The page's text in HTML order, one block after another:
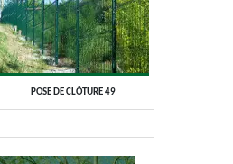
POSE DE CLÔTURE 49